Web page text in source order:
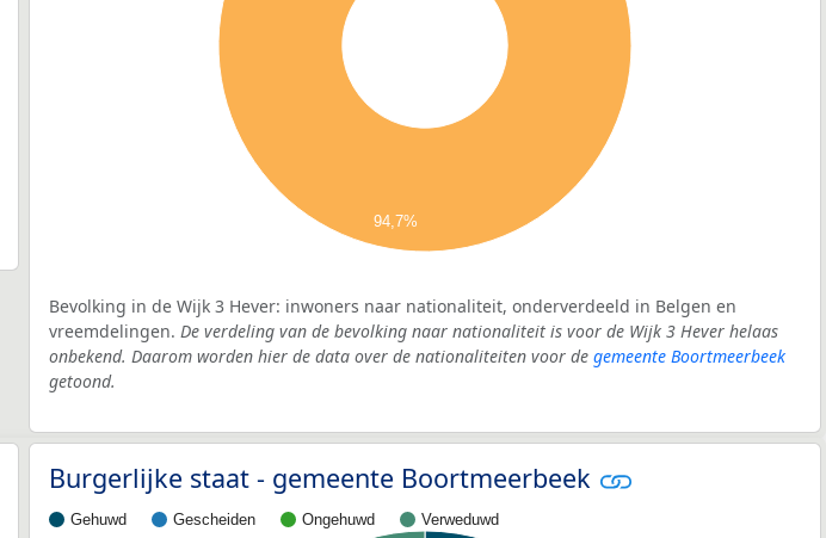
94,7%
Bevolking in de Wijk 3 Hever: inwoners naar nationaliteit, onderverdeeld in Belgen en
vreemdelingen. De verdeling van de bevolking naar nationaliteit is voor de Wijk 3 Hever helaas
onbekend. Daarom worden hier de data over de nationaliteiten voor de gemeente Boortmeerbeek
getoond.
Burgerlijke staat - gemeente Boortmeerbeek
Gehuwd Gescheiden Ongehuwd Verweduwd